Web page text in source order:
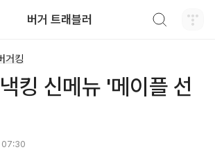
버거 트래블러
거킹
킹 신메뉴 '메이플 선
07:30